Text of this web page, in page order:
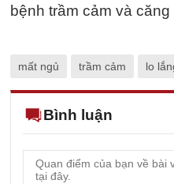
bệnh trầm cảm và
mất ngủ trầm cảm lo
Bình luận